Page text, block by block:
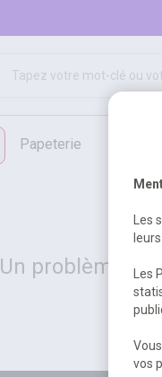
papeterie
mobilier et
Un problème
Les
Les
vos